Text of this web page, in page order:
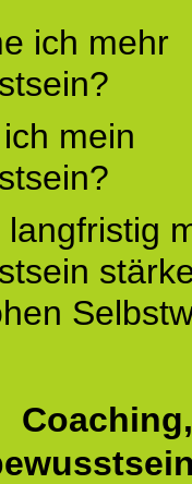
ich mehr
mein